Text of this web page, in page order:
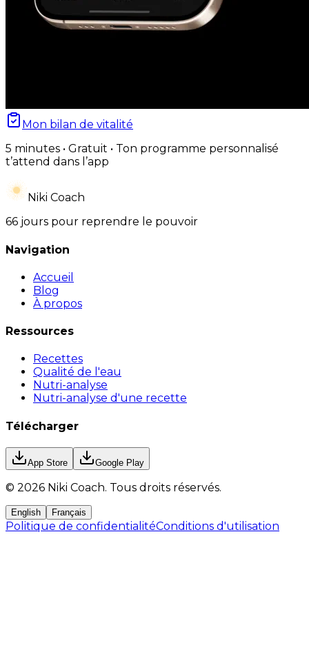
Mon bilan de vitalité
5 minutes • Gratuit • Ton programme personnalisé
t’attend dans l’app
Niki Coach
66 jours pour reprendre le pouvoir
Navigation
Accueil
Blog
À propos
Ressources
Recettes
Qualité de l'eau
Nutri-analyse
Nutri-analyse d'une recette
Télécharger
App Store Google Play
© 2026 Niki Coach. Tous droits réservés.
English Français
Politique de confidentialitéConditions d'utilisation